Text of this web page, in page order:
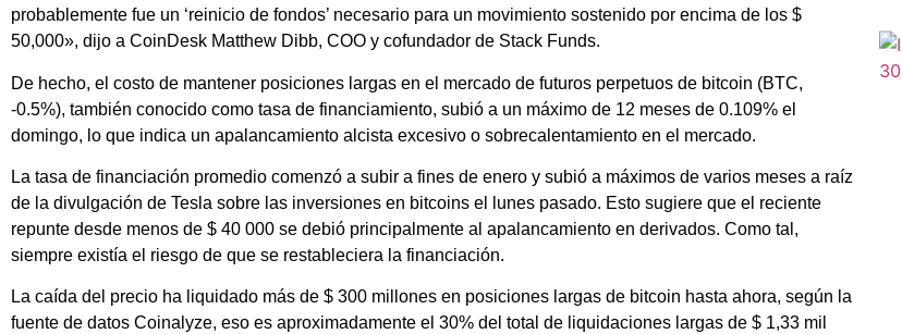
probablemente fue un ‘reinicio de fondos’ necesario para un movimiento sostenido por encima de los $
50,000», dijo a CoinDesk Matthew Dibb, COO y cofundador de Stack Funds.
De hecho, el costo de mantener posiciones largas en el mercado de futuros perpetuos de bitcoin (BTC,
-0.5%), también conocido como tasa de financiamiento, subió a un máximo de 12 meses de 0.109% el
domingo, lo que indica un apalancamiento alcista excesivo o sobrecalentamiento en el mercado.
La tasa de financiación promedio comenzó a subir a fines de enero y subió a máximos de varios meses a raíz
de la divulgación de Tesla sobre las inversiones en bitcoins el lunes pasado. Esto sugiere que el reciente
repunte desde menos de $ 40 000 se debió principalmente al apalancamiento en derivados. Como tal,
siempre existía el riesgo de que se restableciera la financiación.
La caída del precio ha liquidado más de $ 300 millones en posiciones largas de bitcoin hasta ahora, según la
fuente de datos Coinalyze, eso es aproximadamente el 30% del total de liquidaciones largas de $ 1,33 mil